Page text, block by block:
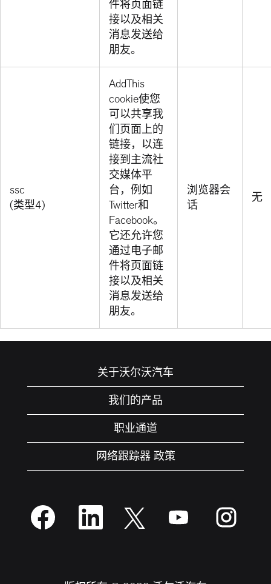
件将页面链
接以及相关
消息发送给
朋友。
ssc
(类型4)
AddThis
cookie使您
可以共享我
们页面上的
链接，以连
接到主流社
交媒体平
台，例如
Twitter和
Facebook。
它还允许您
通过电子邮
件将页面链
接以及相关
消息发送给
朋友。
浏览器会
话
无
关于沃尔沃汽车
我们的产品
职业通道
网络跟踪器 政策
在
新
选
在
新
选
在
新
在
新
在
新
选